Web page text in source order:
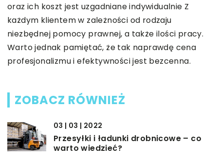
oraz ich koszt jest uzgadniane indywidualnie Z
każdym klientem w zależności od rodzaju
niezbędnej pomocy prawnej, a także ilości pracy.
Warto jednak pamiętać, że tak naprawdę cena
profesjonalizmu i efektywności jest bezcenna.
ZOBACZ RÓWNIEŻ
03 | 03 | 2022
Przesyłki i ładunki drobnicowe – co
warto wiedzieć?